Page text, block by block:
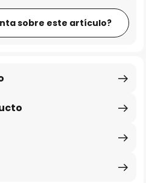
sobre este artículo?